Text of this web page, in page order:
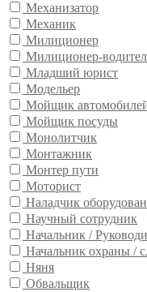
Механизатор
Механик
Милиционер
Милиционер-
Младший юрист
Модельер
Мойщик
Мойщик посуды
Монолитчик
Монтажник
Монтер пути
Моторист
Наладчик
Научный сотрудник
Начальник /
Начальник охраны /
Няня
Обвальщик